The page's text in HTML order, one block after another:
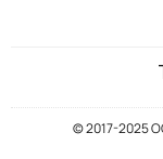
© 2017-2025